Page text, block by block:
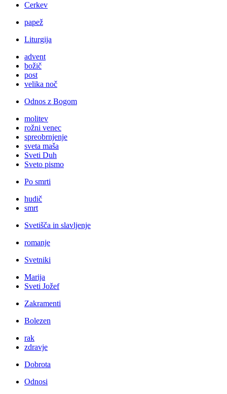
Cerkev
papež
Liturgija
advent
božič
post
velika noč
Odnos z Bogom
molitev
rožni venec
spreobrnjenje
sveta maša
Sveti Duh
Sveto pismo
Po smrti
hudič
smrt
Svetišča in slavljenje
romanje
Svetniki
Marija
Sveti Jožef
Zakramenti
Bolezen
rak
zdravje
Dobrota
Odnosi